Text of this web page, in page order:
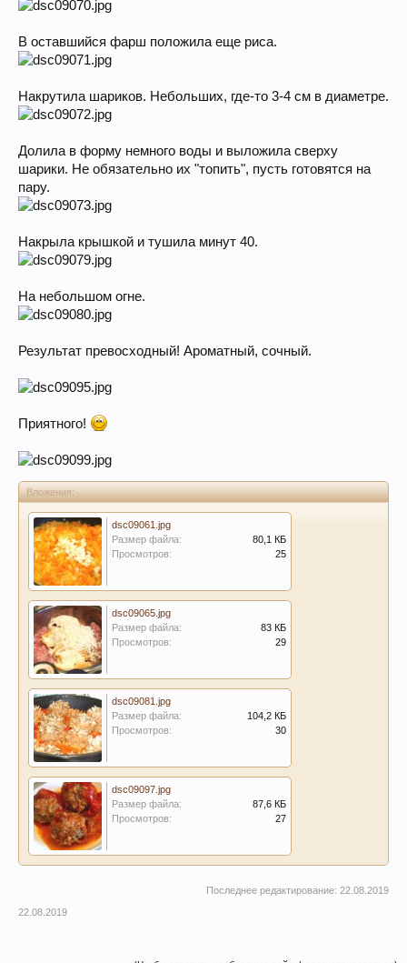
В оставшийся фарш положила еще риса.
Накрутила шариков. Небольших, где-то 3-4 см в диаметре.
Долила в форму немного воды и выложила сверху
шарики. Не обязательно их "топить", пусть готовятся на
пару.
Накрыла крышкой и тушила минут 40.
На небольшом огне.
Результат превосходный! Ароматный, сочный.
Приятного!
Вложения:
dsc09061.jpg
Размер файла:
80,1 КБ
Просмотров:
25
dsc09065.jpg
Размер файла:
83 КБ
Просмотров:
29
dsc09081.jpg
Размер файла:
104,2 КБ
Просмотров:
30
dsc09097.jpg
Размер файла:
87,6 КБ
Просмотров:
27
Последнее редактирование: 22.08.2019
22.08.2019